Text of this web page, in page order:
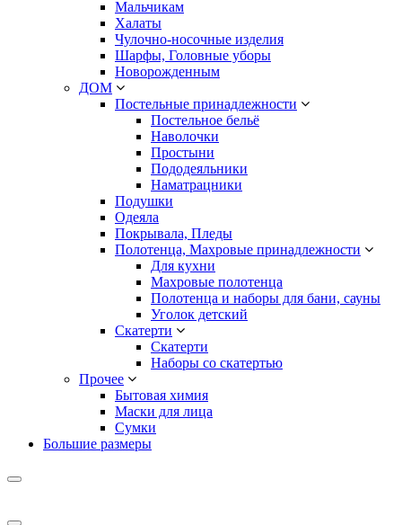
Мальчикам
Халаты
Чулочно-носочные изделия
Шарфы, Головные уборы
Новорожденным
ДОМ
Постельные принадлежности
Постельное бельё
Наволочки
Простыни
Пододеяльники
Наматрацники
Подушки
Одеяла
Покрывала, Пледы
Полотенца, Махровые принадлежности
Для кухни
Махровые полотенца
Полотенца и наборы для бани, сауны
Уголок детский
Скатерти
Скатерти
Наборы со скатертью
Прочее
Бытовая химия
Маски для лица
Сумки
Большие размеры